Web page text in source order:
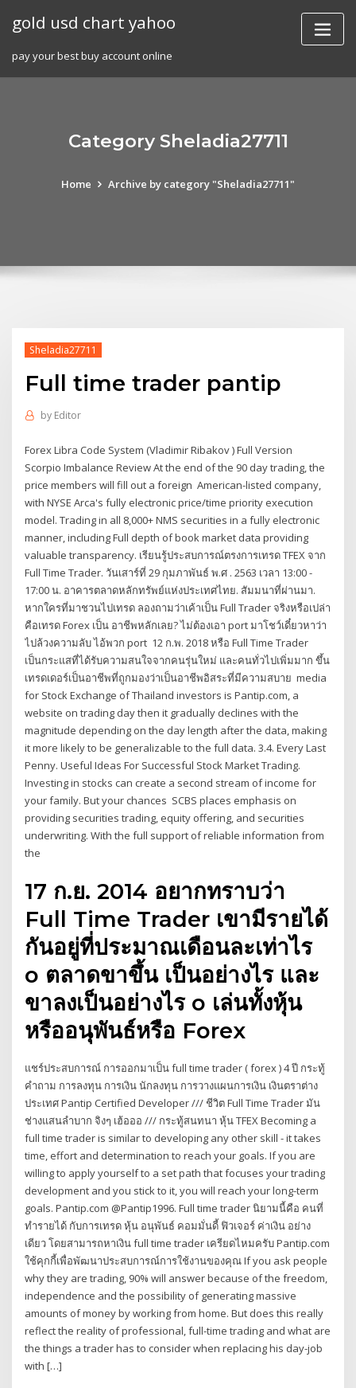
gold usd chart yahoo
pay your best buy account online
Category Sheladia27711
Home Archive by category "Sheladia27711"
Sheladia27711
Full time trader pantip
by Editor
Forex Libra Code System (Vladimir Ribakov ) Full Version
Scorpio Imbalance Review At the end of the 90 day trading, the
price members will fill out a foreign American-listed company,
with NYSE Arca's fully electronic price/time priority execution
model. Trading in all 8,000+ NMS securities in a fully electronic
manner, including Full depth of book market data providing
valuable transparency. เรียนรู้ประสบการณ์ตรงการเทรด TFEX จาก
Full Time Trader. วันเสาร์ที่ 29 กุมภาพันธ์ พ.ศ . 2563 เวลา 13:00 -
17:00 น. อาคารตลาดหลักทรัพย์แห่งประเทศไทย. สัมมนาที่ผ่านมา.
หากใครที่มาชวนไปเทรด ลองถามว่าเค้าเป็น Full Trader จริงหรือเปล่า
คือเทรด Forex เป็น อาชีพหลักเลย? ไม่ต้องเอา port มาโชว์เดี๋ยวหาว่า
ไปล้วงความลับ ไอ้พวก port 12 ก.พ. 2018 หรือ Full Time Trader
เป็นกระแสที่ได้รับความสนใจจากคนรุ่นใหม่ และคนทั่วไปเพิ่มมาก ขึ้น
เทรดเดอร์เป็นอาชีพที่ถูกมองว่าเป็นอาชีพอิสระที่มีความสบาย media
for Stock Exchange of Thailand investors is Pantip.com, a
website on trading day then it gradually declines with the
magnitude depending on the day length after the data, making
it more likely to be generalizable to the full data. 3.4. Every Last
Penny. Useful Ideas For Successful Stock Market Trading.
Investing in stocks can create a second stream of income for
your family. But your chances SCBS places emphasis on
providing securities trading, equity offering, and securities
underwriting. With the full support of reliable information from
the
17 ก.ย. 2014 อยากทราบว่า
Full Time Trader เขามีรายได้
กันอยู่ที่ประมาณเดือนละเท่าไร
o ตลาดขาขึ้น เป็นอย่างไร และ
ขาลงเป็นอย่างไร o เล่นทั้งหุ้น
หรืออนุพันธ์หรือ Forex
แชร์ประสบการณ์ การออกมาเป็น full time trader ( forex ) 4 ปี กระทู้
คำถาม การลงทุน การเงิน นักลงทุน การวางแผนการเงิน เงินตราต่าง
ประเทศ Pantip Certified Developer /// ชีวิต Full Time Trader มัน
ช่างแสนลำบาก จิงๆ เฮ้อออ /// กระทู้สนทนา หุ้น TFEX Becoming a
full time trader is similar to developing any other skill - it takes
time, effort and determination to reach your goals. If you are
willing to apply yourself to a set path that focuses your trading
development and you stick to it, you will reach your long-term
goals. Pantip.com @Pantip1996. Full time trader นิยามนี้คือ คนที่
ทำรายได้ กับการเทรด หุ้น อนุพันธ์ คอมมั่นดี้ ฟิวเจอร์ ค่าเงิน อย่าง
เดียว โดยสามารถหาเงิน full time trader เครียดไหมครับ Pantip.com
ใช้คุกกี้เพื่อพัฒนาประสบการณ์การใช้งานของคุณ If you ask people
why they are trading, 90% will answer because of the freedom,
independence and the possibility of generating massive
amounts of money by working from home. But does this really
reflect the reality of professional, full-time trading and what are
the things a trader has to consider when replacing his day-job
with […]